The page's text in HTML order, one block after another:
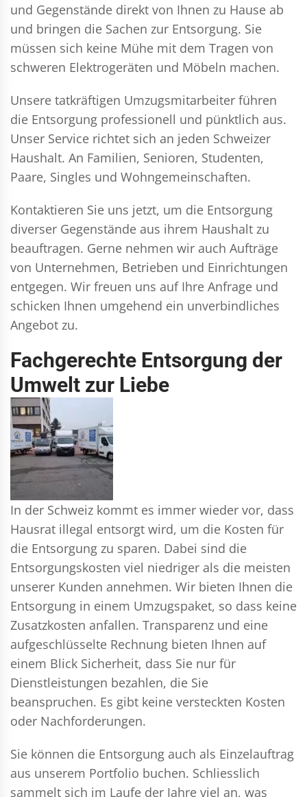
und Gegenstände direkt von Ihnen zu Hause ab
und bringen die Sachen zur Entsorgung. Sie
müssen sich keine Mühe mit dem Tragen von
schweren Elektrogeräten und Möbeln machen.
Unsere tatkräftigen Umzugsmitarbeiter führen
die Entsorgung professionell und pünktlich aus.
Unser Service richtet sich an jeden Schweizer
Haushalt. An Familien, Senioren, Studenten,
Paare, Singles und Wohngemeinschaften.
Kontaktieren Sie uns jetzt, um die Entsorgung
diverser Gegenstände aus ihrem Haushalt zu
beauftragen. Gerne nehmen wir auch Aufträge
von Unternehmen, Betrieben und Einrichtungen
entgegen. Wir freuen uns auf Ihre Anfrage und
schicken Ihnen umgehend ein unverbindliches
Angebot zu.
Fachgerechte Entsorgung der
Umwelt zur Liebe
In der Schweiz kommt es immer wieder vor, dass
Hausrat illegal entsorgt wird, um die Kosten für
die Entsorgung zu sparen. Dabei sind die
Entsorgungskosten viel niedriger als die meisten
unserer Kunden annehmen. Wir bieten Ihnen die
Entsorgung in einem Umzugspaket, so dass keine
Zusatzkosten anfallen. Transparenz und eine
aufgeschlüsselte Rechnung bieten Ihnen auf
einem Blick Sicherheit, dass Sie nur für
Dienstleistungen bezahlen, die Sie
beanspruchen. Es gibt keine versteckten Kosten
oder Nachforderungen.
Sie können die Entsorgung auch als Einzelauftrag
aus unserem Portfolio buchen. Schliesslich
sammelt sich im Laufe der Jahre viel an, was